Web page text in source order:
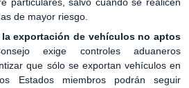
particulares, salvo cuando se realicen
de mayor riesgo.
la exportación de vehículos no aptos
exige controles aduaneros
que sólo se exportan vehículos en
Estados miembros podrán seguir